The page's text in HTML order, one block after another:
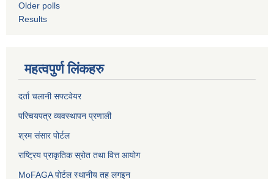
Older polls
Results
महत्वपुर्ण लिंकहरु
दर्ता चलानी सफ्टवेयर
परिचयपत्र व्यवस्थापन प्रणाली
श्रम संसार पोर्टल
राष्ट्रिय प्राकृतिक स्रोत तथा वित्त आयोग
MoFAGA पोर्टल स्थानीय तह लगइन